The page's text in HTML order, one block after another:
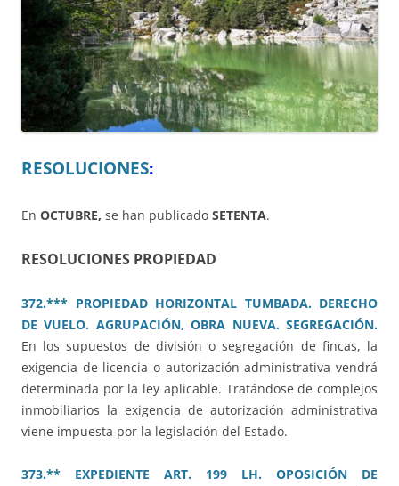
RESOLUCIONES:
En OCTUBRE, se han publicado SETENTA.
RESOLUCIONES PROPIEDAD
372.*** PROPIEDAD HORIZONTAL TUMBADA. DERECHO
DE VUELO. AGRUPACIÓN, OBRA NUEVA. SEGREGACIÓN.
En los supuestos de división o segregación de fincas, la
exigencia de licencia o autorización administrativa vendrá
determinada por la ley aplicable. Tratándose de complejos
inmobiliarios la exigencia de autorización administrativa
viene impuesta por la legislación del Estado.
373.** EXPEDIENTE ART. 199 LH. OPOSICIÓN DE